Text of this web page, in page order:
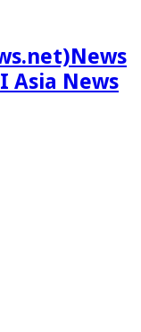
News
Asia News